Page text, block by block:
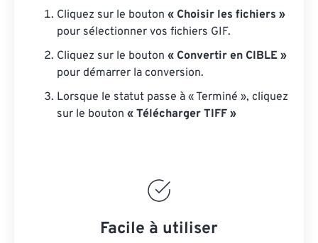
Cliquez sur le bouton « Choisir les fichiers »
pour sélectionner vos fichiers GIF.
Cliquez sur le bouton « Convertir en CIBLE »
pour démarrer la conversion.
Lorsque le statut passe à « Terminé », cliquez
sur le bouton « Télécharger TIFF »
Facile à utiliser